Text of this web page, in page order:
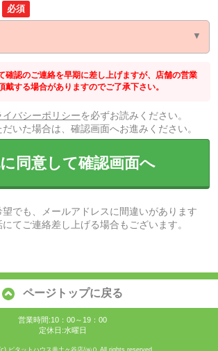
必須
確認のご連絡を早期に差し上げますが、店舗の営業
戴する場合がありますのでご了承下さい。
イバシーポリシーを必ずお読みください。
いた場合は、確認画面へお進みください。
同意して確認画面へ
でも、メールアドレスに間違いがあります
てご連絡差し上げる場合もございます。
ページトップに戻る
営業時間:10：00～19：00
定休日:水曜日